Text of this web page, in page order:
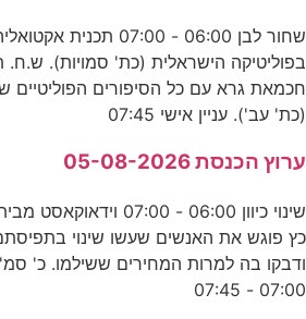
שחור לבן 06:00 - 07:00
חכמאת גרא עם כל הסיפורים הפוליטיים
(כת' עב'). עניין אישי 07:45
ערוץ הכנסת 05-08-2026
שינוי כיוון 06:00 -
כץ פוגש את האנשים שעשו שינוי
ודבקו בה למרות המחירים ששילמו. כ'
07:00 - 07:45